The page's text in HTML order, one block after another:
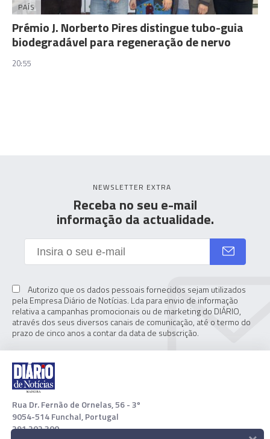
PAÍS
Prémio J. Norberto Pires distingue tubo-guia
biodegradável para regeneração de nervo
20:55
NEWSLETTER EXTRA
Receba no seu e-mail
informação da actualidade.
Autorizo que os dados pessoais fornecidos sejam utilizados
pela Empresa Diário de Notícias. Lda para envio de informação
relativa a campanhas promocionais ou de marketing do DIÁRIO,
através dos seus diversos canais de comunicação, até o termo do
prazo de cinco anos a contar da data de subscrição.
Rua Dr. Fernão de Ornelas, 56 - 3º
9054-514 Funchal, Portugal
291 202 300